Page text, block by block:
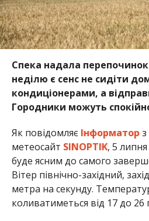
Спека надала
неділю є сенс не сидіти
кондиціонерами, а
Городники можуть
Як повідомляє Інформатор
метеосайт SINOPTIK, 5
буде ясним до самого
Вітер північно-західний,
метра на секунду.
коливатиметься від 17 до 26